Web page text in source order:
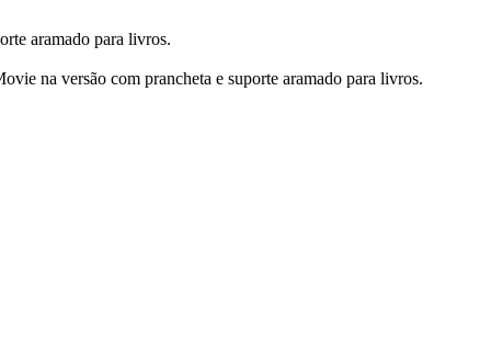
aramado para livros.
na versão com prancheta e suporte aramado para livros.